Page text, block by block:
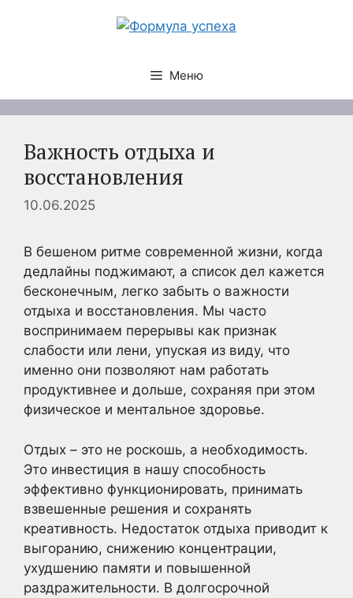
Меню
Важность отдыха и
восстановления
10.06.2025
В бешеном ритме современной жизни, когда
дедлайны поджимают, а список дел кажется
бесконечным, легко забыть о важности
отдыха и восстановления. Мы часто
воспринимаем перерывы как признак
слабости или лени, упуская из виду, что
именно они позволяют нам работать
продуктивнее и дольше, сохраняя при этом
физическое и ментальное здоровье.
Отдых – это не роскошь, а необходимость.
Это инвестиция в нашу способность
эффективно функционировать, принимать
взвешенные решения и сохранять
креативность. Недостаток отдыха приводит к
выгоранию, снижению концентрации,
ухудшению памяти и повышенной
раздражительности. В долгосрочной